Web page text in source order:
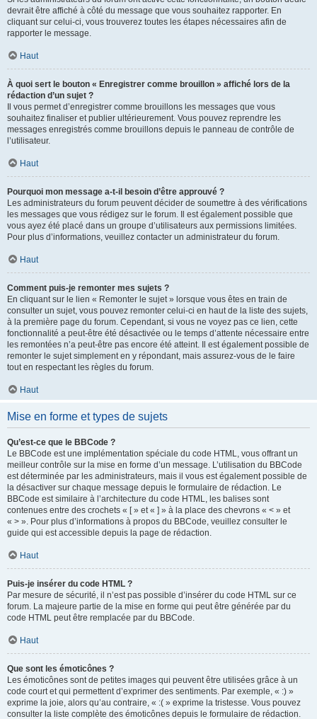
devrait être affiché à côté du message que vous souhaitez rapporter. En
cliquant sur celui-ci, vous trouverez toutes les étapes nécessaires afin de
rapporter le message.
Haut
À quoi sert le bouton « Enregistrer comme brouillon » affiché lors de la
rédaction d’un sujet ?
Il vous permet d’enregistrer comme brouillons les messages que vous
souhaitez finaliser et publier ultérieurement. Vous pouvez reprendre les
messages enregistrés comme brouillons depuis le panneau de contrôle de
l’utilisateur.
Haut
Pourquoi mon message a-t-il besoin d’être approuvé ?
Les administrateurs du forum peuvent décider de soumettre à des vérifications
les messages que vous rédigez sur le forum. Il est également possible que
vous ayez été placé dans un groupe d’utilisateurs aux permissions limitées.
Pour plus d’informations, veuillez contacter un administrateur du forum.
Haut
Comment puis-je remonter mes sujets ?
En cliquant sur le lien « Remonter le sujet » lorsque vous êtes en train de
consulter un sujet, vous pouvez remonter celui-ci en haut de la liste des sujets,
à la première page du forum. Cependant, si vous ne voyez pas ce lien, cette
fonctionnalité a peut-être été désactivée ou le temps d’attente nécessaire entre
les remontées n’a peut-être pas encore été atteint. Il est également possible de
remonter le sujet simplement en y répondant, mais assurez-vous de le faire
tout en respectant les règles du forum.
Haut
Mise en forme et types de sujets
Qu’est-ce que le BBCode ?
Le BBCode est une implémentation spéciale du code HTML, vous offrant un
meilleur contrôle sur la mise en forme d’un message. L’utilisation du BBCode
est déterminée par les administrateurs, mais il vous est également possible de
la désactiver sur chaque message depuis le formulaire de rédaction. Le
BBCode est similaire à l’architecture du code HTML, les balises sont
contenues entre des crochets « [ » et « ] » à la place des chevrons « < » et
« > ». Pour plus d’informations à propos du BBCode, veuillez consulter le
guide qui est accessible depuis la page de rédaction.
Haut
Puis-je insérer du code HTML ?
Par mesure de sécurité, il n’est pas possible d’insérer du code HTML sur ce
forum. La majeure partie de la mise en forme qui peut être générée par du
code HTML peut être remplacée par du BBCode.
Haut
Que sont les émoticônes ?
Les émoticônes sont de petites images qui peuvent être utilisées grâce à un
code court et qui permettent d’exprimer des sentiments. Par exemple, « :) »
exprime la joie, alors qu’au contraire, « :( » exprime la tristesse. Vous pouvez
consulter la liste complète des émoticônes depuis le formulaire de rédaction.